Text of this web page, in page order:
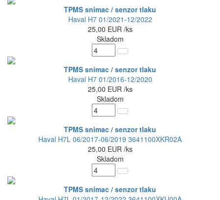
TPMS snimac / senzor tlaku
Haval H7 01/2021-12/2022
25,00 EUR /ks
Skladom
TPMS snimac / senzor tlaku
Haval H7 01/2016-12/2020
25,00 EUR /ks
Skladom
TPMS snimac / senzor tlaku
Haval H7L 06/2017-06/2019 3641100XKR02A
25,00 EUR /ks
Skladom
TPMS snimac / senzor tlaku